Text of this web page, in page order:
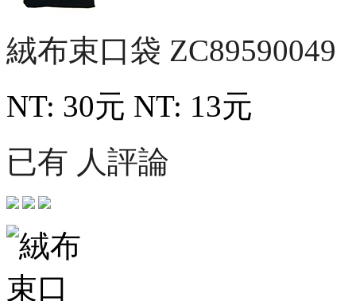
絨布束口袋 ZC89590049
NT: 30元 NT: 13元
已有 人評論